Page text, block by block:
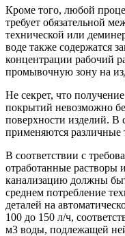
Кроме того, любой
требует обязательной
технической или
воде также содержатся
концентрации рабочий
промывочную зону на
Не секрет, что
покрытий невозможно
поверхности изделий. В
применяются различные
В соответствии с
отработанные
канализацию должны
среднем потребление
деталей на
100 до 150 л/ч,
м3 воды, подлежащей